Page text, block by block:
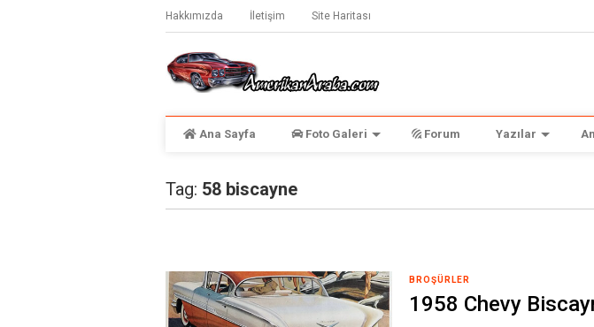
Hakkımızda İletişim Site Haritası
Ana Sayfa Foto Galeri Forum Yazılar
Tag: 58 biscayne
BROŞÜRLER
1958 Chevy